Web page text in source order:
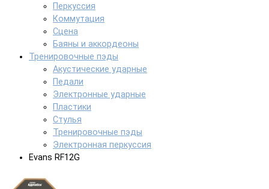
Перкуссия
Коммутация
Сцена
Баяны и аккордеоны
Тренировочные пэды
Акустические ударные
Педали
Электронные ударные
Пластики
Стулья
Тренировочные пэды
Электронная перкуссия
Evans RF12G